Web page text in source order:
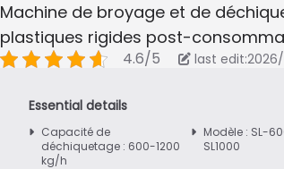
Machine de broyage et de
plastiques rigides post-
4.6/5 last
Capacité de
déchiquetage : 600-1200
kg/h
Modèle : SL-
SL1000